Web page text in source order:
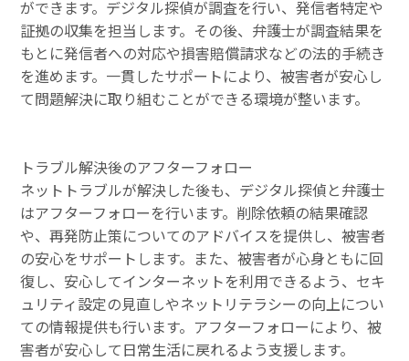
ができます。デジタル探偵が調査を行い、発信者特定や
証拠の収集を担当します。その後、弁護士が調査結果を
もとに発信者への対応や損害賠償請求などの法的手続き
を進めます。一貫したサポートにより、被害者が安心し
て問題解決に取り組むことができる環境が整います。
トラブル解決後のアフターフォロー
ネットトラブルが解決した後も、デジタル探偵と弁護士
はアフターフォローを行います。削除依頼の結果確認
や、再発防止策についてのアドバイスを提供し、被害者
の安心をサポートします。また、被害者が心身ともに回
復し、安心してインターネットを利用できるよう、セキ
ュリティ設定の見直しやネットリテラシーの向上につい
ての情報提供も行います。アフターフォローにより、被
害者が安心して日常生活に戻れるよう支援します。